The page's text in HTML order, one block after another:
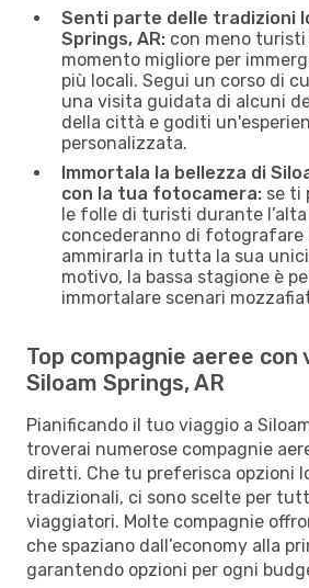
Senti parte delle tradizioni
Springs, AR: con meno
momento migliore per
più locali. Segui un corso di
una visita guidata di alcuni
della città e goditi
personalizzata.
Immortala la bellezza di
con la tua fotocamera: se ti
le folle di turisti durante
concederanno di fotografare
ammirarla in tutta la sua
motivo, la bassa stagione è
immortalare scenari
Top compagnie aeree
Siloam Springs, AR
Pianificando il tuo viaggio a
troverai numerose compagnie
diretti. Che tu preferisca opzioni
tradizionali, ci sono scelte per
viaggiatori. Molte compagnie
che spaziano dall’economy alla
garantendo opzioni per ogni